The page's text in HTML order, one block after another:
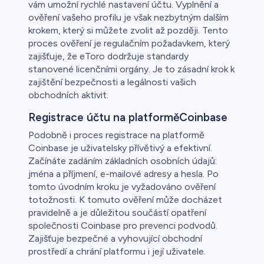
vám umožní rychlé nastavení účtu. Vyplnění a
ověření vašeho profilu je však nezbytným dalším
krokem, který si můžete zvolit až později. Tento
proces ověření je regulačním požadavkem, který
zajišťuje, že eToro dodržuje standardy
stanovené licenčními orgány. Je to zásadní krok k
zajištění bezpečnosti a legálnosti vašich
obchodních aktivit.
Registrace účtu na platforměCoinbase
Podobně i proces registrace na platformě
Coinbase je uživatelsky přívětivý a efektivní.
Začínáte zadáním základních osobních údajů:
jména a příjmení, e-mailové adresy a hesla. Po
tomto úvodním kroku je vyžadováno ověření
totožnosti. K tomuto ověření může docházet
pravidelně a je důležitou součástí opatření
společnosti Coinbase pro prevenci podvodů.
Zajišťuje bezpečné a vyhovující obchodní
prostředí a chrání platformu i její uživatele.